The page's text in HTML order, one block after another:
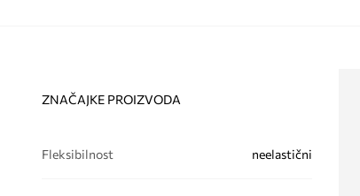
ZNAČAJKE PROIZVODA
Fleksibilnost neelastični